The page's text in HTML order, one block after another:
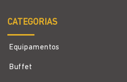
CATEGORIAS
Equipamentos
Buffet